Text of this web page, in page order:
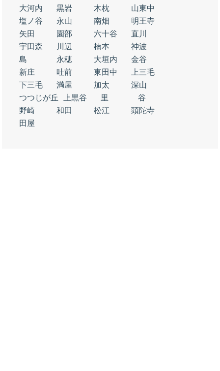
大河内
黒岩 木枕
山東中
塩ノ谷
永山 南畑
明王寺
矢田
園部 六十谷
直川
宇田森
川辺 楠本
神波
島
永穂 大垣内
金谷
新庄
吐前 東田中
上三毛
下三毛
満屋 加太
深山
つつじが丘
上黒谷 里
谷
野崎
和田 松江
頭陀寺
田屋